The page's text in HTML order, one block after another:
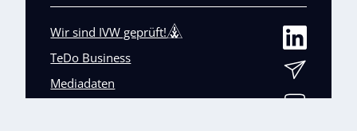
Wir sind IVW geprüft!
TeDo Business
Mediadaten